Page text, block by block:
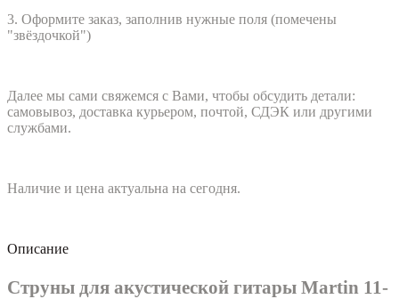
3. Оформите заказ, заполнив нужные поля (помечены
"звёздочкой")
Далее мы сами свяжемся с Вами, чтобы обсудить детали:
самовывоз, доставка курьером, почтой, СДЭК или другими
службами.
Наличие и цена актуальна на сегодня.
Описание
Струны для акустической гитары Martin 11-